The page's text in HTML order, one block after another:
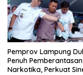
Pemprov Lampung
Penuh Pemberantasan
Narkotika, Perkuat